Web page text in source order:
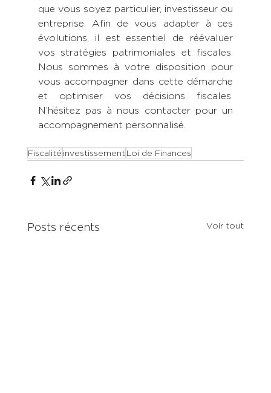
que vous soyez particulier, investisseur ou
entreprise. Afin de vous adapter à ces
évolutions, il est essentiel de réévaluer
vos stratégies patrimoniales et fiscales.
Nous sommes à votre disposition pour
vous accompagner dans cette démarche
et optimiser vos décisions fiscales.
N’hésitez pas à nous contacter pour un
accompagnement personnalisé.
Fiscalité investissement Loi de Finances
Posts récents Voir tout